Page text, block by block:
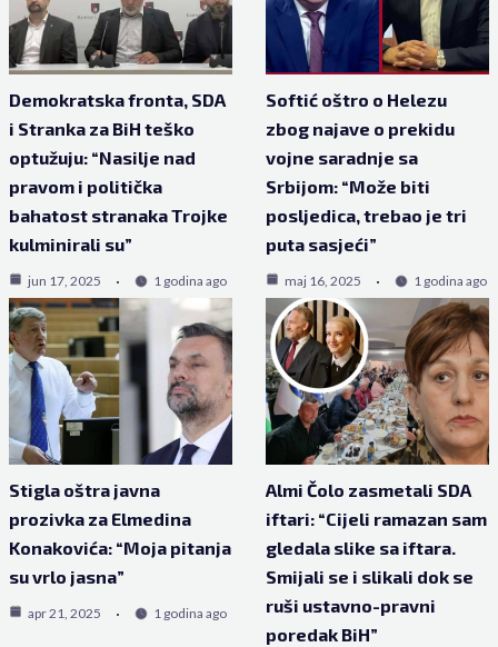
Demokratska fronta, SDA
i Stranka za BiH teško
optužuju: “Nasilje nad
pravom i politička
bahatost stranaka Trojke
kulminirali su”
jun 17, 2025 1 godina ago
Softić oštro o Helezu
zbog najave o prekidu
vojne saradnje sa
Srbijom: “Može biti
posljedica, trebao je tri
puta sasjeći”
maj 16, 2025 1 godina ago
Stigla oštra javna
prozivka za Elmedina
Konakovića: “Moja pitanja
su vrlo jasna”
apr 21, 2025 1 godina ago
Almi Čolo zasmetali SDA
iftari: “Cijeli ramazan sam
gledala slike sa iftara.
Smijali se i slikali dok se
ruši ustavno-pravni
poredak BiH”